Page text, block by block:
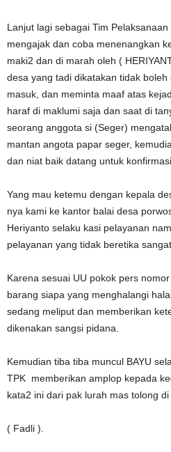
Lanjut lagi sebagai Tim
mengajak dan coba menenangkan
maki2 dan di marah oleh (
desa yang tadi dikatakan tidak
masuk, dan meminta maaf atas
haraf di maklumi saja dan saat di
seorang anggota si (Seger)
mantan angota papar seger,
dan niat baik datang untuk
Yang mau ketemu dengan kepala
nya kami ke kantor balai desa
Heriyanto selaku kasi pelayanan
pelayanan yang tidak beretika
Karena sesuai UU pokok pers
barang siapa yang menghalangi
sedang meliput dan memberikan
dikenakan sangsi pidana.
Kemudian tiba tiba muncul BAYU
TPK memberikan amplop kepada
kata2 ini dari pak lurah mas tolong
( Fadli ).